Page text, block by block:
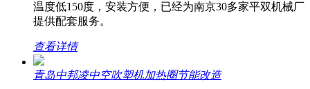
温度低150度，安装方便，已经为南京30多家平双机械厂
提供配套服务。
查看详情
青岛中邦凌中空吹塑机加热圈节能改造